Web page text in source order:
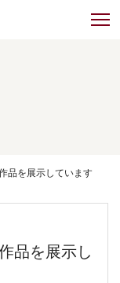
品を展示しています
品を展示し